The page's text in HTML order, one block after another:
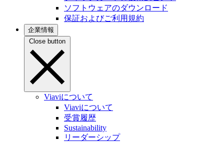
ソフトウェアのダウンロード
保証およびご利用規約
企業情報
Close button
Viaviについて
Viaviについて
受賞履歴
Sustainability
リーダーシップ